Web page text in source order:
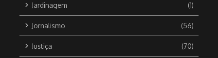
Jardinagem (1)
Jornalismo (56)
Justiça (70)